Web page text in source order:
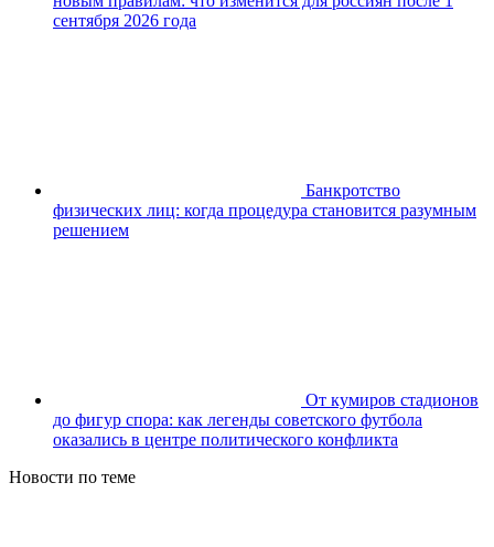
сентября 2026 года
Банкротство
физических лиц: когда процедура становится разумным
решением
От кумиров стадионов
до фигур спора: как легенды советского футбола
оказались в центре политического конфликта
Новости по теме